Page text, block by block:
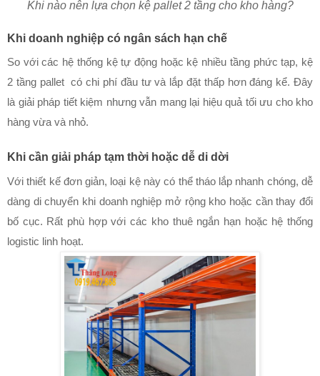
Khi nào nên lựa chọn kệ pallet 2 tầng cho kho hàng?
Khi doanh nghiệp có ngân sách hạn chế
So với các hệ thống kệ tự động hoặc kệ nhiều tầng phức tạp, kệ
2 tầng pallet có chi phí đầu tư và lắp đặt thấp hơn đáng kể. Đây
là giải pháp tiết kiệm nhưng vẫn mang lại hiệu quả tối ưu cho kho
hàng vừa và nhỏ.
Khi cần giải pháp tạm thời hoặc dễ di dời
Với thiết kế đơn giản, loại kệ này có thể tháo lắp nhanh chóng, dễ
dàng di chuyển khi doanh nghiệp mở rộng kho hoặc cần thay đổi
bố cục. Rất phù hợp với các kho thuê ngắn hạn hoặc hệ thống
logistic linh hoạt.